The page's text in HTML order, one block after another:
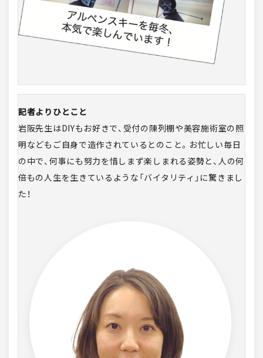
記者よりひとこと
岩阪先生はDIYもお好きで、受付の陳列棚や美容施術室の照
明などもご自身で造作されているとのこと。お忙しい毎日
の中で、何事にも努力を惜しまず楽しまれる姿勢と、人の何
倍もの人生を生きているような「バイタリティ」に驚きまし
た！